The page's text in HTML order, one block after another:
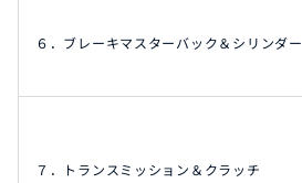
６．ブレーキマスターバック＆シリンダー
７．トランスミッション＆クラッチ